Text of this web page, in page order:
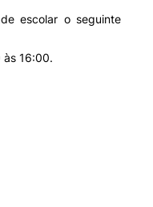
escolar o seguinte
às 16:00.